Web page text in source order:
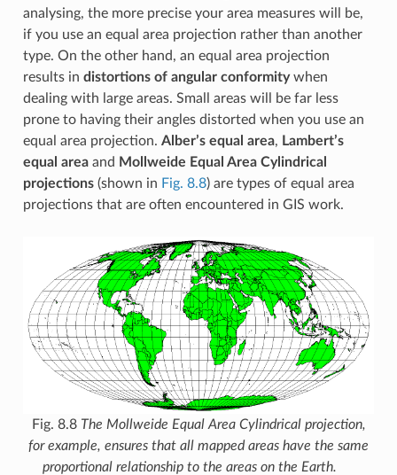
analysing, the more precise your area measures will be,
if you use an equal area projection rather than another
type. On the other hand, an equal area projection
results in distortions of angular conformitywhen
dealing with large areas. Small areas will be far less
prone to having their angles distorted when you use an
equal area projection. Alber’s equal area, Lambert’s
equal areaand Mollweide Equal Area Cylindrical
projections(shown in Fig. 8.8) are types of equal area
projections that are often encountered in GIS work.
Fig. 8.8 The Mollweide Equal Area Cylindrical projection,
for example, ensures that all mapped areas have the same
proportional relationship to the areas on the Earth.